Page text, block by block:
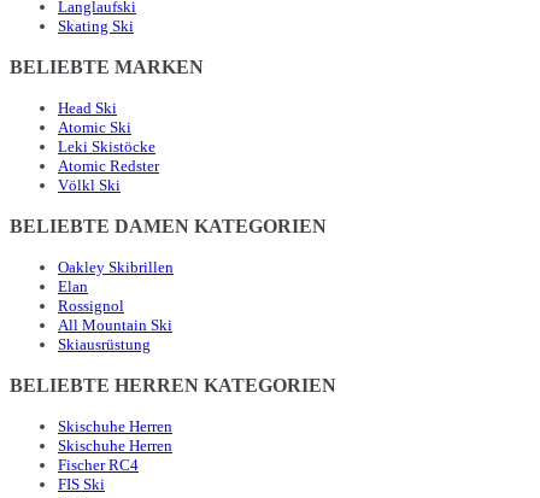
Langlaufski
Skating Ski
BELIEBTE MARKEN
Head Ski
Atomic Ski
Leki Skistöcke
Atomic Redster
Völkl Ski
BELIEBTE DAMEN KATEGORIEN
Oakley Skibrillen
Elan
Rossignol
All Mountain Ski
Skiausrüstung
BELIEBTE HERREN KATEGORIEN
Skischuhe Herren
Skischuhe Herren
Fischer RC4
FIS Ski